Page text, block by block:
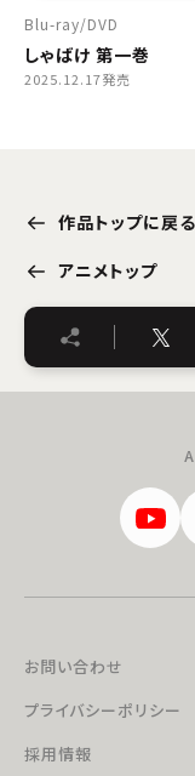
Blu-ray DVD
しゃばけ 第一巻
2025.12.17発売
作品トップに戻る
アニメトップ
お問い合わせ
プライバシーポリシー
採用情報